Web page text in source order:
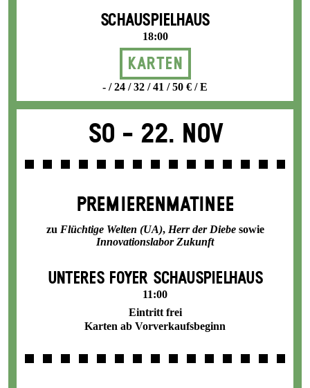
SCHAUSPIELHAUS
18:00
Karten
- / 24 / 32 / 41 / 50 € / E
So - 22. Nov
PREMIEREN­MATINEE
zu Flüchtige Welten (UA), Herr der Diebesowie
Innovations­labor Zukunft
UNTERES FOYER SCHAUSPIELHAUS
11:00
Eintritt frei
Karten ab Vorverkaufsbeginn